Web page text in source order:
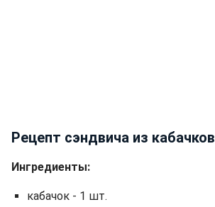
Рецепт сэндвича из кабачков
Ингредиенты:
кабачок - 1 шт.